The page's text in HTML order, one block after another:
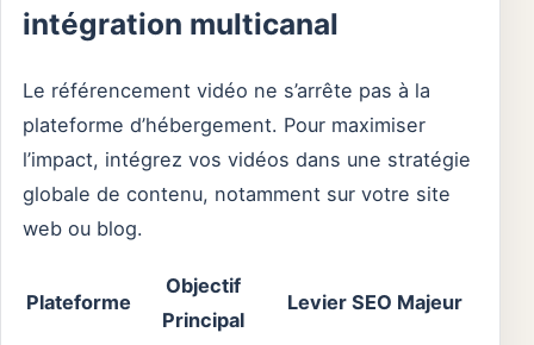
intégration multicanal
Le référencement vidéo ne s’arrête pas à la
plateforme d’hébergement. Pour maximiser
l’impact, intégrez vos vidéos dans une stratégie
globale de contenu, notamment sur votre site
web ou blog.
Plateforme
Objectif
Principal
Levier SEO Majeur